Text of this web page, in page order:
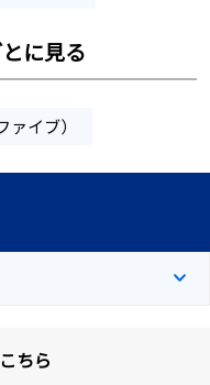
に見る
イブ）
ちら